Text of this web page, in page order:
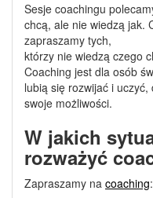
Sesje coachingu
chcą, ale nie wiedzą jak.
zapraszamy tych,
którzy nie wiedzą czego
Coaching jest dla osób
lubią się rozwijać i
swoje możliwości.
W jakich
rozważyć
Zapraszamy na coaching: